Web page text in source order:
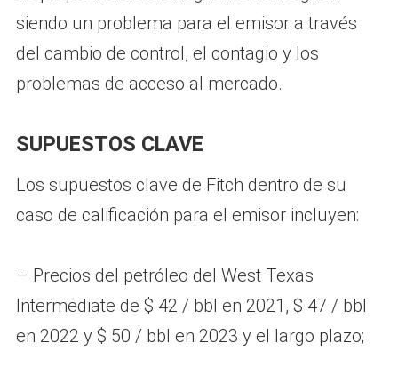
siendo un problema para el emisor a través
del cambio de control, el contagio y los
problemas de acceso al mercado.
SUPUESTOS CLAVE
Los supuestos clave de Fitch dentro de su
caso de calificación para el emisor incluyen:
– Precios del petróleo del West Texas
Intermediate de $ 42 / bbl en 2021, $ 47 / bbl
en 2022 y $ 50 / bbl en 2023 y el largo plazo;